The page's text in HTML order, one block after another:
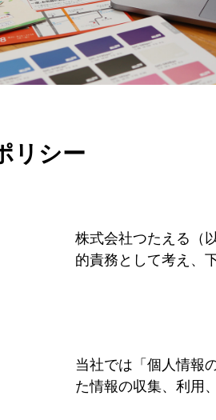
リシー
株式会社つたえる（
的責務として考え、
当社では「個人情報
た情報の収集、利用